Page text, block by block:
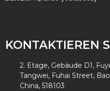
KONTAKTIEREN
2. Etage, Gebäude D1,
Tangwei, Fuhai Street,
China, 518103